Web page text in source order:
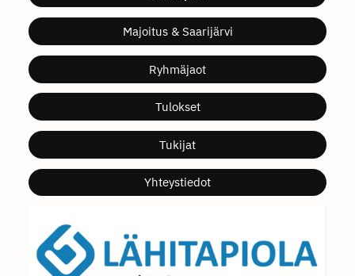
Majoitus & Saarijärvi
Ryhmäjaot
Tulokset
Tukijat
Yhteystiedot